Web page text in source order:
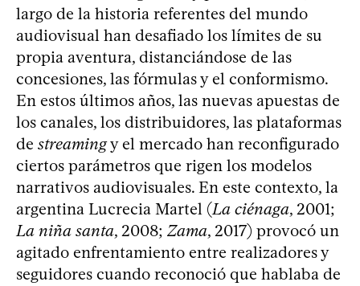
largo de la historia referentes del mundo
audiovisual han desafiado los límites de su
propia aventura, distanciándose de las
concesiones, las fórmulas y el conformismo.
En estos últimos años, las nuevas apuestas de
los canales, los distribuidores, las plataformas
de streamingy el mercado han reconfigurado
ciertos parámetros que rigen los modelos
narrativos audiovisuales. En este contexto, la
argentina Lucrecia Martel (La ciénaga, 2001;
La niña santa, 2008; Zama, 2017) provocó un
agitado enfrentamiento entre realizadores y
seguidores cuando reconoció que hablaba de